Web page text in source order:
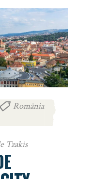
România
Tzakis